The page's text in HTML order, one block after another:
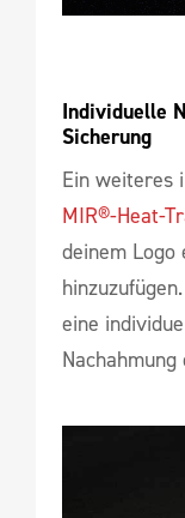
Individuelle
Sicherung
Ein weiteres
MIR®-Heat-
deinem Logo
eine